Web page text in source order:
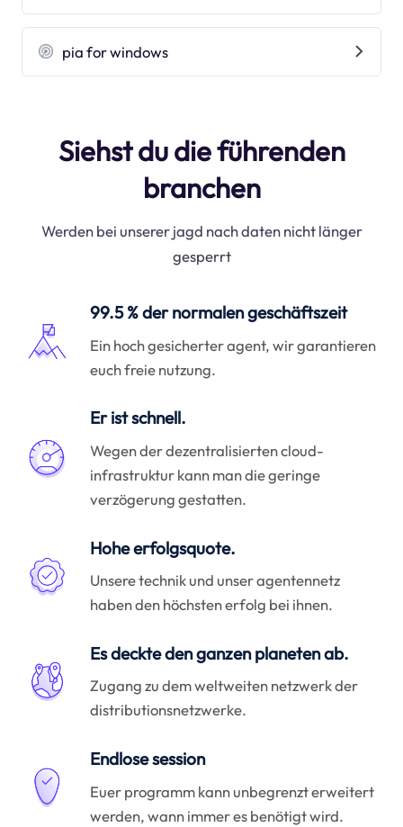
pia for windows
Siehst du die führenden
branchen
Werden bei unserer jagd nach daten nicht länger
gesperrt
99.5 % der normalen geschäftszeit
Ein hoch gesicherter agent, wir garantieren
euch freie nutzung.
Er ist schnell.
Wegen der dezentralisierten cloud-
infrastruktur kann man die geringe
verzögerung gestatten.
Hohe erfolgsquote.
Unsere technik und unser agentennetz
haben den höchsten erfolg bei ihnen.
Es deckte den ganzen planeten ab.
Zugang zu dem weltweiten netzwerk der
distributionsnetzwerke.
Endlose session
Euer programm kann unbegrenzt erweitert
werden, wann immer es benötigt wird.